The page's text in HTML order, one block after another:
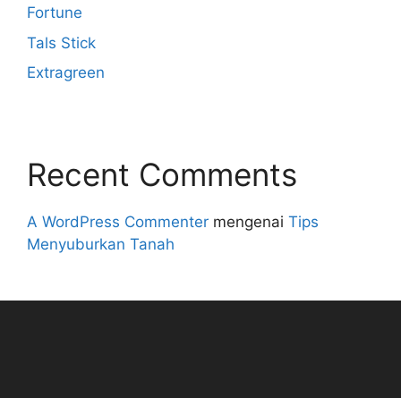
Fortune
Tals Stick
Extragreen
Recent Comments
A WordPress Commenter mengenai Tips
Menyuburkan Tanah